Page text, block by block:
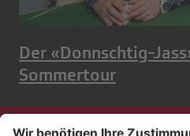
Der «Donnschtig-
Sommertour